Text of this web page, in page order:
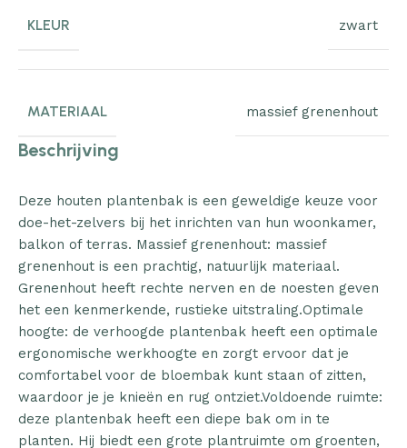
KLEUR zwart
MATERIAAL massief grenenhout
Beschrijving
Deze houten plantenbak is een geweldige keuze voor
doe-het-zelvers bij het inrichten van hun woonkamer,
balkon of terras. Massief grenenhout: massief
grenenhout is een prachtig, natuurlijk materiaal.
Grenenhout heeft rechte nerven en de noesten geven
het een kenmerkende, rustieke uitstraling.Optimale
hoogte: de verhoogde plantenbak heeft een optimale
ergonomische werkhoogte en zorgt ervoor dat je
comfortabel voor de bloembak kunt staan of zitten,
waardoor je je knieën en rug ontziet.Voldoende ruimte:
deze plantenbak heeft een diepe bak om in te
planten. Hij biedt een grote plantruimte om groenten,